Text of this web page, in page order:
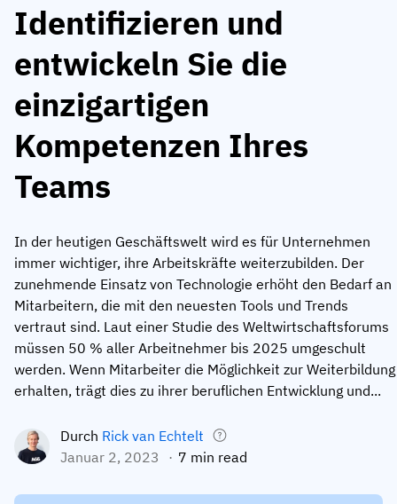
Kompetenzbibliothek
Kompetenzmanagement
KI-Skill-Zusammenführung
Mitarbeiter
Mitarbeiterprofile
Zertifikate & Lizenzen
Frontline Skills App
Compliance
Schulungsanforderungen
Mitarbeiterbereitschaft
Audit-Trails
Nahrungsmittelbranche
Logistik
Medizinische Fertigung
Alle Branchen anzeigen
Nach Rollen
Betriebsleiter
ICT-Manager
Auditor
Rogers
KLM Cargo
Base Logistics
Intersnack
JDE Coffee
Syngenta
Chemische Industrie
Ashland
White papers
Partnerprogramm
Webinars
Support
Customer Success
AG5-Status
Unterstützung
Unternehmen
Über uns
Kontaktieren Sie uns
Identifizieren und
entwickeln Sie die
einzigartigen
Kompetenzen Ihres
Teams
In der heutigen Geschäftswelt wird es für Unternehmen
immer wichtiger, ihre Arbeitskräfte weiterzubilden. Der
zunehmende Einsatz von Technologie erhöht den Bedarf an
Mitarbeitern, die mit den neuesten Tools und Trends
vertraut sind. Laut einer Studie des Weltwirtschaftsforums
müssen 50 % aller Arbeitnehmer bis 2025 umgeschult
werden. Wenn Mitarbeiter die Möglichkeit zur Weiterbildung
erhalten, trägt dies zu ihrer beruflichen Entwicklung und...
Durch Rick van Echtelt
Januar 2, 2023
7 min read